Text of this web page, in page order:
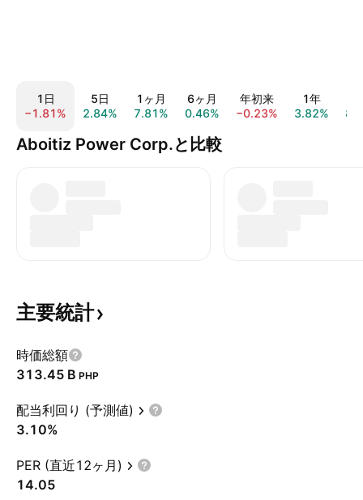
1日
−1.81%
5日
2.84%
1ヶ月
7.81%
6ヶ月
0.46%
年初来
−0.23%
1年
3.82%
Aboitiz Power Corp.と比較
主要統計
時価総額
‪313.45 B‬ PHP
配当利回り (予測値)
3.10%
PER (直近12ヶ月)
14.05